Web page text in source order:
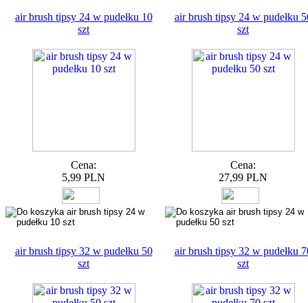
air brush tipsy 24 w pudełku 10
szt
Cena:
5,99 PLN
air brush tipsy 24 w pudełku
szt
Cena:
27,99 PLN
air brush tipsy 32 w pudełku 50
szt
air brush tipsy 32 w pudełku
szt